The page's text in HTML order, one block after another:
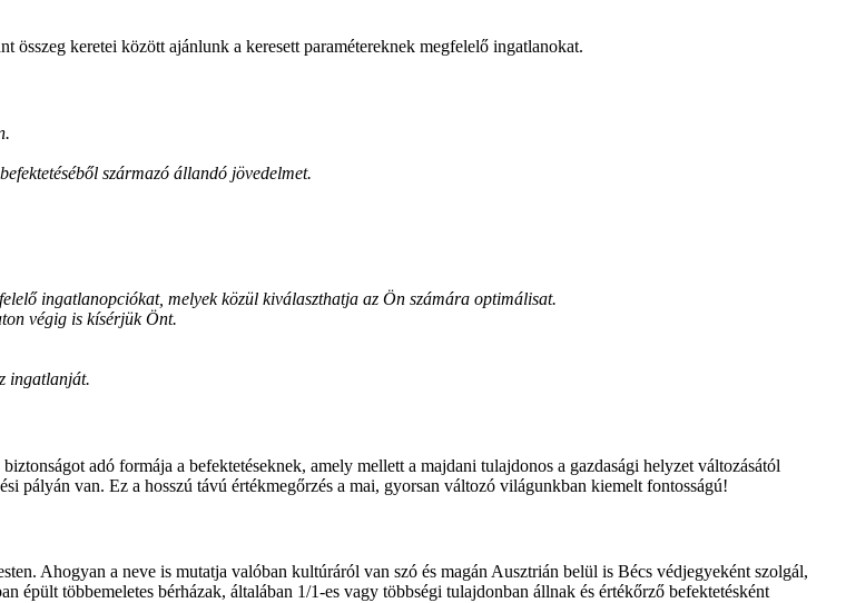
keretei között ajánlunk a keresett paramétereknek megfelelő ingatlanokat.
származó állandó jövedelmet.
ingatlanopciókat, melyek közül kiválaszthatja az Ön számára optimálisat.
végig is kísérjük Önt.
ingatlanját.
adó formája a befektetéseknek, amely mellett a majdani tulajdonos a gazdasági helyzet változásától
pályán van. Ez a hosszú távú értékmegőrzés a mai, gyorsan változó világunkban kiemelt fontosságú!
Ahogyan a neve is mutatja valóban kultúráról van szó és magán Ausztrián belül is Bécs védjegyeként szolgál,
épült többemeletes bérházak, általában 1/1-es vagy többségi tulajdonban állnak és értékőrző befektetésként